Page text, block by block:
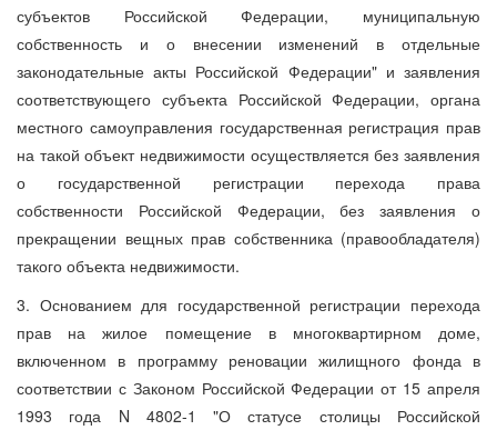
субъектов Российской Федерации, муниципальную
собственность и о внесении изменений в отдельные
законодательные акты Российской Федерации" и заявления
соответствующего субъекта Российской Федерации, органа
местного самоуправления государственная регистрация прав
на такой объект недвижимости осуществляется без заявления
о государственной регистрации перехода права
собственности Российской Федерации, без заявления о
прекращении вещных прав собственника (правообладателя)
такого объекта недвижимости.
3. Основанием для государственной регистрации перехода
прав на жилое помещение в многоквартирном доме,
включенном в программу реновации жилищного фонда в
соответствии с Законом Российской Федерации от 15 апреля
1993 года N 4802-1 "О статусе столицы Российской